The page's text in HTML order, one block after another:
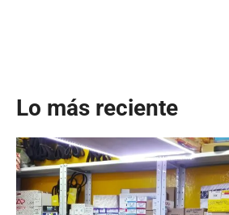
Lo más reciente